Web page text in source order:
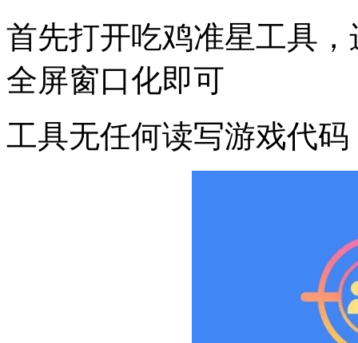
首先打开吃鸡准星工具
全屏窗口化即可
工具无任何读写游戏代